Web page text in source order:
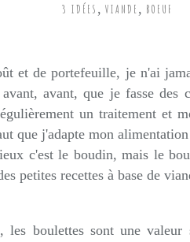
3 IDÉES , VIANDE, BOEUF
et de portefeuille, je n'ai
avant, que je fasse des
un traitement et
que j'adapte mon
c'est le boudin, mais le
petites recettes à base de
boulettes sont une valeur